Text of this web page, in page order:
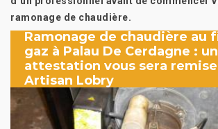
ramonage de chaudière.
Ramonage de chaudière au
gaz à Palau De Cerdagne :
attestation vous sera
Artisan Lobry